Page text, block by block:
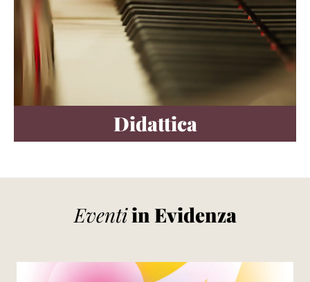
Didattica
Eventiin Evidenza